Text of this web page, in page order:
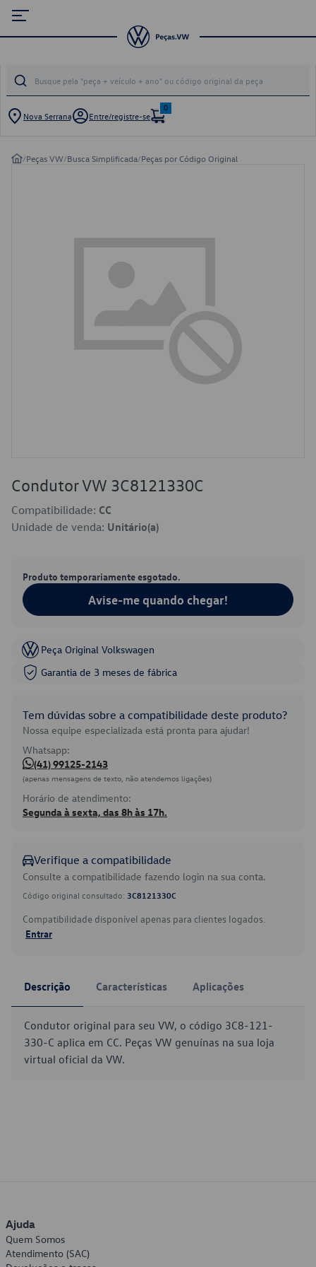
Nova Serrana Entre/registre-se
0
/Peças VW/Busca Simplificada/Peças por Código Original
Condutor VW 3C8121330C
Compatibilidade: CC
Unidade de venda: Unitário(a)
Produto temporariamente esgotado.
Avise-me quando chegar!
Peça Original Volkswagen
Garantia de 3 meses de fábrica
Tem dúvidas sobre a compatibilidade deste produto?
Nossa equipe especializada está pronta para ajudar!
Whatsapp:
(41) 99125-2143
(apenas mensagens de texto, não atendemos ligações)
Horário de atendimento:
Segunda à sexta, das 8h às 17h.
Verifique a compatibilidade
Consulte a compatibilidade fazendo login na sua conta.
Código original consultado: 3C8121330C
Compatibilidade disponível apenas para clientes logados.
Entrar
Descrição Características Aplicações
Condutor original para seu VW, o código 3C8-121-
330-C aplica em CC. Peças VW genuínas na sua loja
virtual oficial da VW.
Ajuda
Quem Somos
Atendimento (SAC)